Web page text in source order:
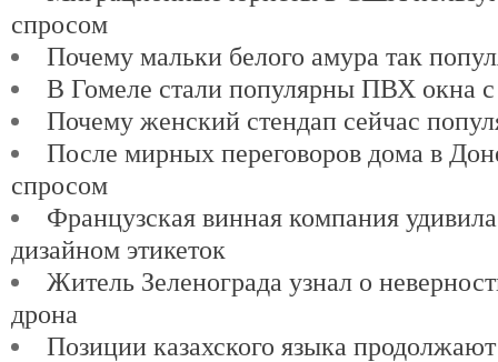
спросом
Почему мальки белого амура так
В Гомеле стали популярны ПВХ окна с
Почему женский стендап сейчас
После мирных переговоров дома в
спросом
Французская винная компания
дизайном этикеток
Житель Зеленограда узнал о
дрона
Позиции казахского языка